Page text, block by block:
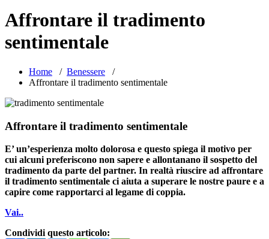
Affrontare il tradimento
sentimentale
Home / Benessere /
Affrontare il tradimento sentimentale
Affrontare il tradimento sentimentale
E’ un’esperienza molto dolorosa e questo spiega il motivo per
cui alcuni preferiscono non sapere e allontanano il sospetto del
tradimento da parte del partner. In realtà riuscire ad affrontare
il tradimento sentimentale ci aiuta a superare le nostre paure e a
capire come rapportarci al legame di coppia.
Vai..
Condividi questo articolo: